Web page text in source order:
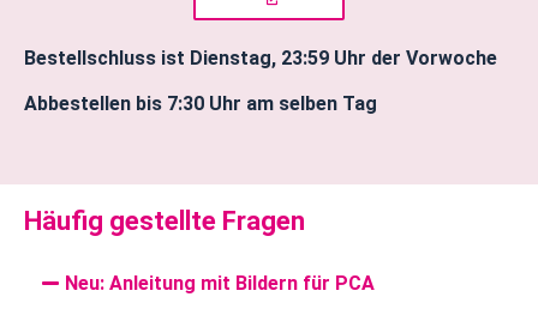
Bestellschluss ist Dienstag, 23:59 Uhr der Vorwoche
Abbestellen bis 7:30 Uhr am selben Tag
Häufig gestellte Fragen
Neu: Anleitung mit Bildern für PCA